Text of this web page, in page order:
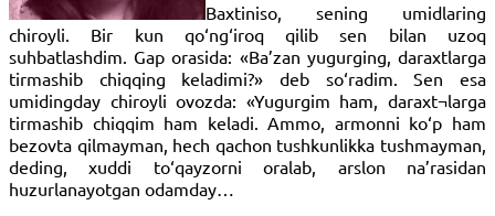
Baxtiniso, sening umidlaring
chiroyli. Bir kun qo‘ng‘iroq qilib sen bilan uzoq
suhbatlashdim. Gap orasida: «Ba’zan yugurging, daraxtlarga
tirmashib chiqqing keladimi?» deb so‘radim. Sen esa
umidingday chiroyli ovozda: «Yugurgim ham, daraxt¬larga
tirmashib chiqqim ham keladi. Ammo, armonni ko‘p ham
bezovta qilmayman, hech qachon tushkunlikka tushmayman,
deding, xuddi to‘qayzorni oralab, arslon na’rasidan
huzurlanayotgan odamday…